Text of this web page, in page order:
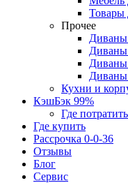
Товары
Прочее
Диваны
Диваны
Кухни и
КэшБэк 99%
Где
Где купить
Рассрочка 0-0-36
Отзывы
Блог
Сервис